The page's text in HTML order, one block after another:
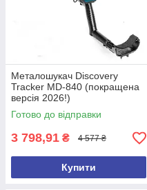
Металошукач Discovery
Tracker MD-840 (покращена
версія 2026!)
Готово до відправки
3 798,91 ₴ 4 577 ₴
Купити